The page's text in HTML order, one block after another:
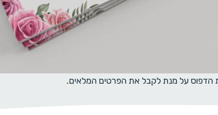
הדפוס על מנת לקבל את הפרטים המלאים.